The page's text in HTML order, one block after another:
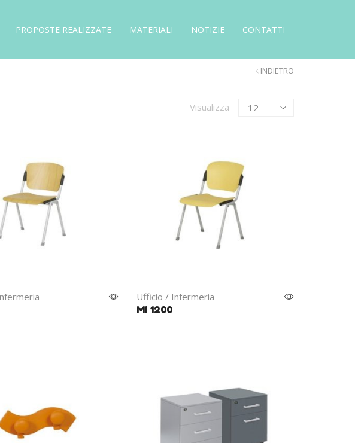
PROPOSTE REALIZZATE MATERIALI NOTIZIE CONTATTI
INDIETRO
Visualizza
Products
Ufficio / Infermeria
MI 1200